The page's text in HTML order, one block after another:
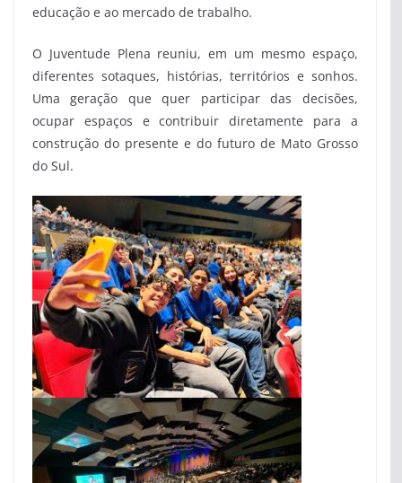
educação e ao mercado de trabalho.
O Juventude Plena reuniu, em um mesmo espaço,
diferentes sotaques, histórias, territórios e sonhos.
Uma geração que quer participar das decisões,
ocupar espaços e contribuir diretamente para a
construção do presente e do futuro de Mato Grosso
do Sul.